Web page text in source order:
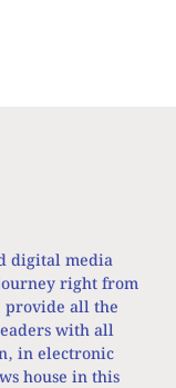
digital media
right from
provide all the
with all
in electronic
house in this